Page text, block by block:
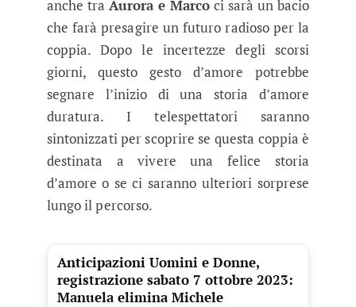
anche tra Aurora e Marco ci sarà un bacio
che farà presagire un futuro radioso per la
coppia. Dopo le incertezze degli scorsi
giorni, questo gesto d’amore potrebbe
segnare l’inizio di una storia d’amore
duratura. I telespettatori saranno
sintonizzati per scoprire se questa coppia è
destinata a vivere una felice storia
d’amore o se ci saranno ulteriori sorprese
lungo il percorso.
Anticipazioni Uomini e Donne,
registrazione sabato 7 ottobre 2023:
Manuela elimina Michele